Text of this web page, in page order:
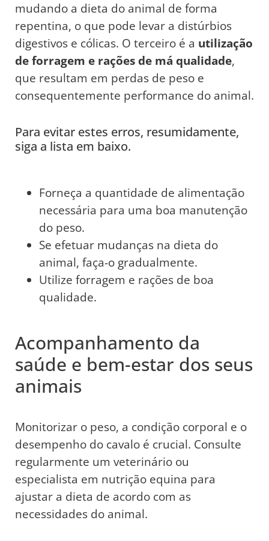
mudando a dieta do animal de forma
repentina, o que pode levar a distúrbios
digestivos e cólicas. O terceiro é a utilização
de forragem e rações de má qualidade,
que resultam em perdas de peso e
consequentemente performance do animal.
Para evitar estes erros, resumidamente,
siga a lista em baixo.
Forneça a quantidade de alimentação
necessária para uma boa manutenção
do peso.
Se efetuar mudanças na dieta do
animal, faça-o gradualmente.
Utilize forragem e rações de boa
qualidade.
Acompanhamento da
saúde e bem-estar dos seus
animais
Monitorizar o peso, a condição corporal e o
desempenho do cavalo é crucial. Consulte
regularmente um veterinário ou
especialista em nutrição equina para
ajustar a dieta de acordo com as
necessidades do animal.